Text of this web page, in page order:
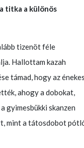
titka a különös
tizenöt féle
Hallottam kazah
támad, hogy az énekes
ahogy a dobokat,
gyimesbükki skanzen
mint a tátosdobot